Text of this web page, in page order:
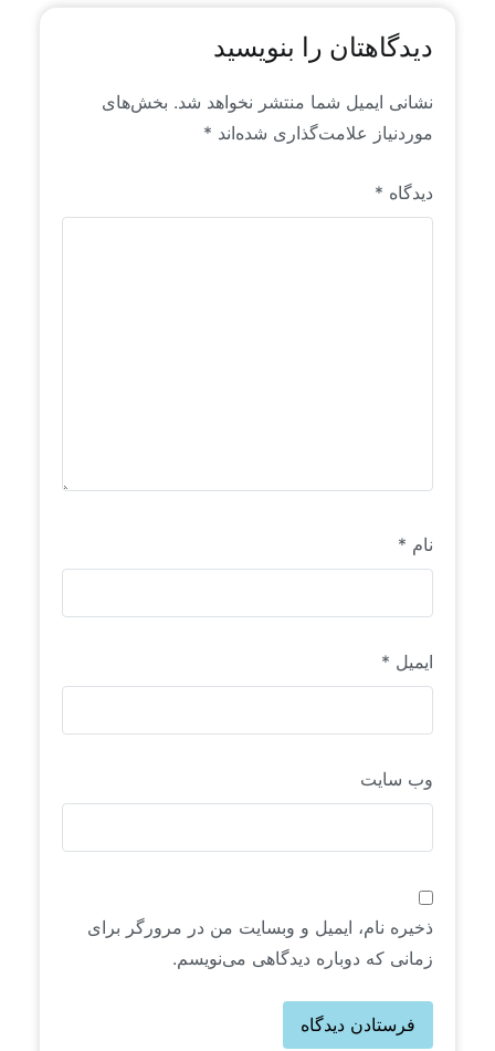
دیدگاهتان را بنویسید
نشانی ایمیل شما منتشر نخواهد شد. بخش‌های
موردنیاز علامت‌گذاری شده‌اند *
دیدگاه *
نام *
ایمیل *
وب‌ سایت
ذخیره نام، ایمیل و وبسایت من در مرورگر برای
زمانی که دوباره دیدگاهی می‌نویسم.